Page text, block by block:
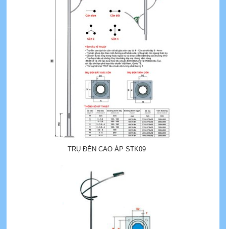
TRỤ ĐÈN CAO ÁP STK09